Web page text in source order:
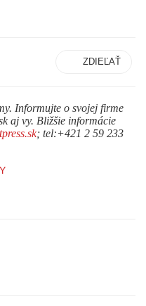
ZDIEĽAŤ
Informujte o svojej firme
aj vy. Bližšie informácie
; tel:+421 2 59 233